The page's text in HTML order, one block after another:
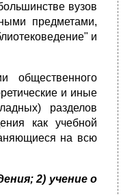
вузов
предметами,
и
общественного
и иные
разделов
как учебной
на всю
2) учение о